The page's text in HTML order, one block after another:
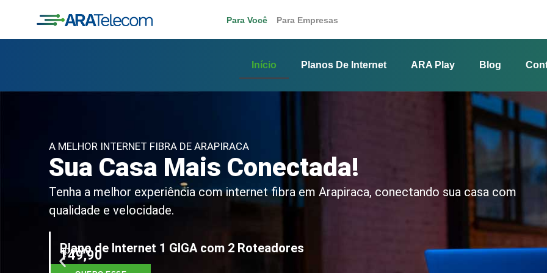
Para Você Para Empresas
Início Planos De Internet ARA Play Blog
A MELHOR INTERNET FIBRA DE ARAPIRACA
Sua Casa Mais Conectada!
Tenha a melhor experiência com internet fibra em Arapiraca, conectando sua casa com
qualidade e velocidade.
Plano de Internet 1 GIGA com 2 Roteadores
apenas
149,90